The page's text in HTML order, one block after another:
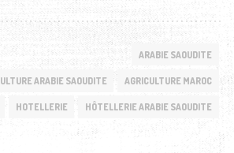
ARABIE SAOUDITE
ARABIE SAOUDITE AGRICULTURE MAROC
HOTELLERIE HÔTELLERIE ARABIE SAOUDITE